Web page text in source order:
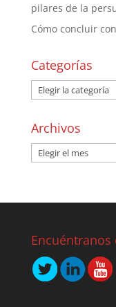
pilares de la
Cómo concluir
Categorías
Archivos
Encuéntranos